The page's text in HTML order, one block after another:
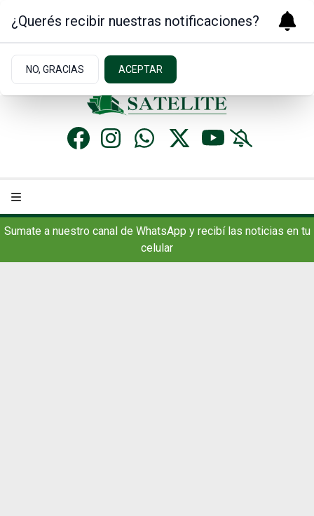
17.7ºc | Concordia, AR
Sumate a nuestro canal de WhatsApp y recibí las noticias en tu
celular
¿Querés recibir nuestras notificaciones?
NO, GRACIAS ACEPTAR